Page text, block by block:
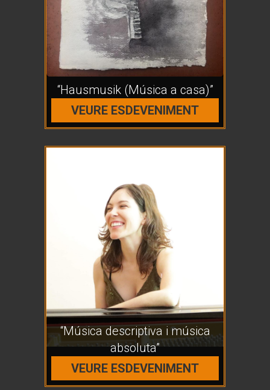
“Hausmusik (Música a casa)”
VEURE ESDEVENIMENT
“Música descriptiva i música
absoluta”
VEURE ESDEVENIMENT